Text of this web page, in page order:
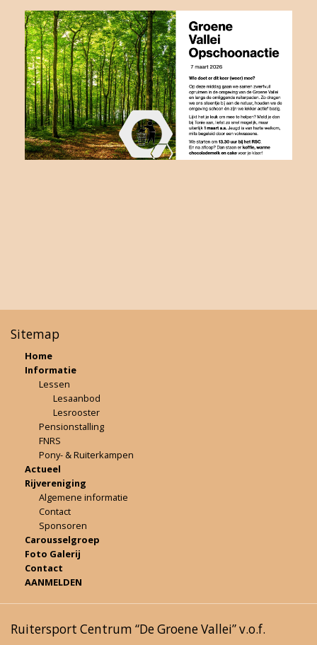
Carousselgroep
Foto Galerij
Contact
AANMELDEN
Sitemap
Home
Informatie
Lessen
Lesaanbod
Lesrooster
Pensionstalling
FNRS
Pony- & Ruiterkampen
Actueel
Rijvereniging
Algemene informatie
Contact
Sponsoren
Carousselgroep
Foto Galerij
Contact
AANMELDEN
Ruitersport Centrum “De Groene Vallei” v.o.f.